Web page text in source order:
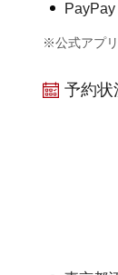
PayPay
※公式アプリ
予約状